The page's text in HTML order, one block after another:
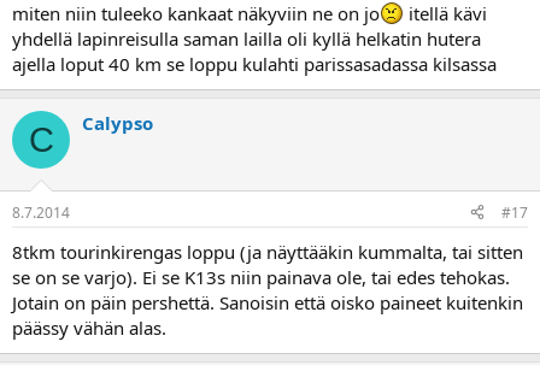
miten niin tuleeko kankaat näkyviin ne on jo
itellä kävi
yhdellä lapinreisulla saman lailla oli kyllä helkatin hutera
ajella loput 40 km se loppu kulahti parissasadassa kilsassa
C Calypso
8.7.2014 #17
8tkm tourinkirengas loppu (ja näyttääkin kummalta, tai sitten
se on se varjo). Ei se K13s niin painava ole, tai edes tehokas.
Jotain on päin pershettä. Sanoisin että oisko paineet kuitenkin
päässy vähän alas.